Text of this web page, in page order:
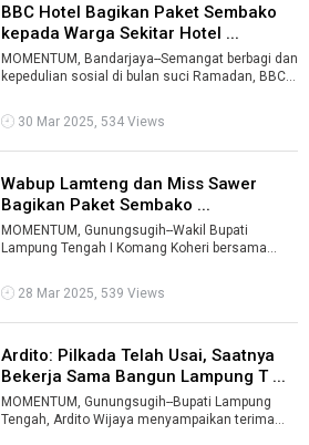
BBC Hotel Bagikan Paket Sembako
kepada Warga Sekitar Hotel ...
MOMENTUM, Bandarjaya--Semangat berbagi dan
kepedulian sosial di bulan suci Ramadan, BBC
30 Mar 2025, 534 Views
Wabup Lamteng dan Miss Sawer
Bagikan Paket Sembako ...
MOMENTUM, Gunungsugih--Wakil Bupati
Lampung Tengah I Komang Koheri bersama
membagi ...
28 Mar 2025, 539 Views
Ardito: Pilkada Telah Usai, Saatnya
Bekerja Sama Bangun Lampung T ...
MOMENTUM, Gunungsugih--Bupati Lampung
Tengah, Ardito Wijaya menyampaikan terima